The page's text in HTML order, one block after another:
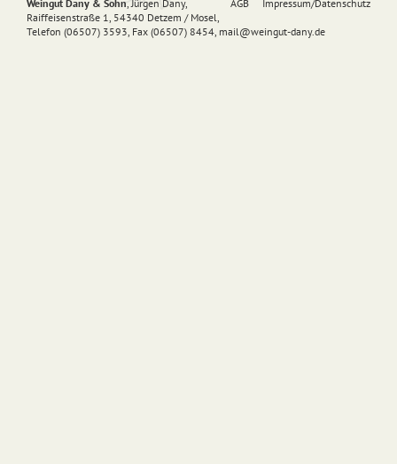
AGB Impressum/Datenschutz
Weingut Dany & Sohn, Jürgen Dany,
Raiffeisenstraße 1, 54340 Detzem / Mosel,
Telefon (06507) 3593, Fax (06507) 8454, mail@weingut-dany.de